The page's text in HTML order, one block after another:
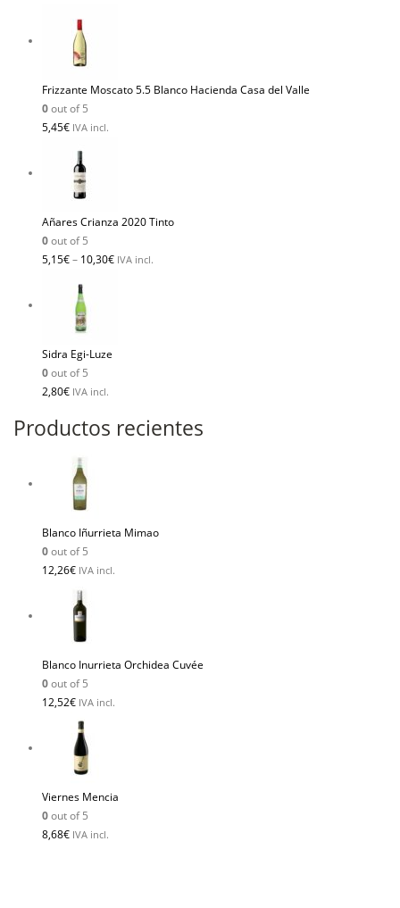
Frizzante Moscato 5.5 Blanco Hacienda Casa del Valle
0out of 5
5,45€ IVA incl.
Añares Crianza 2020 Tinto
0out of 5
5,15€– 10,30€ IVA incl.
Sidra Egi-Luze
0out of 5
2,80€ IVA incl.
Productos recientes
Blanco Iñurrieta Mimao
0out of 5
12,26€ IVA incl.
Blanco Inurrieta Orchidea Cuvée
0out of 5
12,52€ IVA incl.
Viernes Mencia
0out of 5
8,68€ IVA incl.